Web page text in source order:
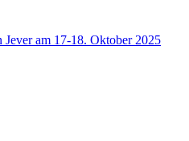
Jever am 17-18. Oktober 2025